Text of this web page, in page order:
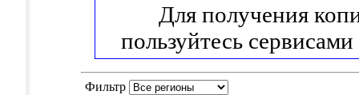
Для получения
пользуйтесь сервисами
Фильтр